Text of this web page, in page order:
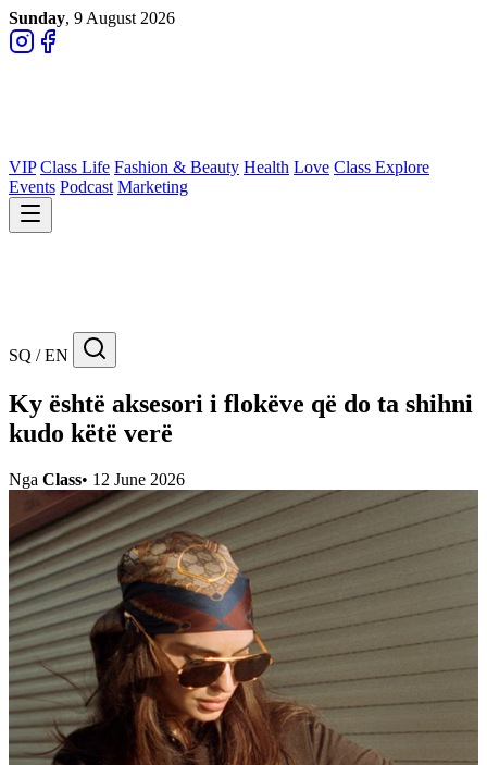
Sunday, 9 August 2026
VIP Class Life Fashion & Beauty Health Love Class Explore
Events Podcast Marketing
SQ / EN
Ky është aksesori i flokëve që do ta shihni
kudo këtë verë
Nga Class• 12 June 2026